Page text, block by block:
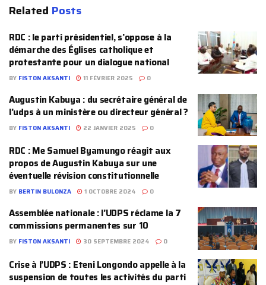
Related Posts
RDC : le parti présidentiel, s’oppose à la
démarche des Églises catholique et
protestante pour un dialogue national
BY FISTON AKSANTI 11 FÉVRIER 2025 0
Augustin Kabuya : du secrétaire général de
l’udps à un ministère ou directeur général ?
BY FISTON AKSANTI 22 JANVIER 2025 0
RDC : Me Samuel Byamungo réagit aux
propos de Augustin Kabuya sur une
éventuelle révision constitutionnelle
BY BERTIN BULONZA 1 OCTOBRE 2024 0
Assemblée nationale : l’UDPS réclame la 7
commissions permanentes sur 10
BY FISTON AKSANTI 30 SEPTEMBRE 2024 0
Crise à l’UDPS : Eteni Longondo appelle à la
suspension de toutes les activités du parti